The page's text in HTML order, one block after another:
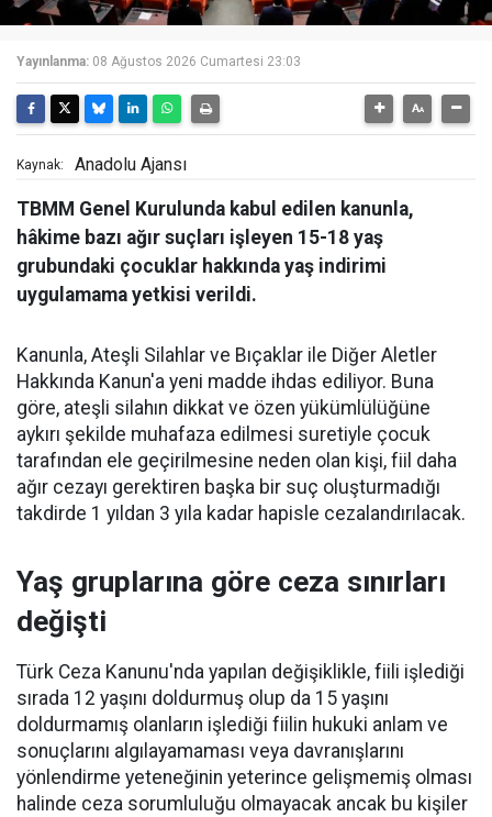
Yayınlanma: 08 Ağustos 2026 Cumartesi 23:03
Kaynak: Anadolu Ajansı
TBMM Genel Kurulunda kabul edilen kanunla,
hâkime bazı ağır suçları işleyen 15-18 yaş
grubundaki çocuklar hakkında yaş indirimi
uygulamama yetkisi verildi.
Kanunla, Ateşli Silahlar ve Bıçaklar ile Diğer Aletler
Hakkında Kanun'a yeni madde ihdas ediliyor. Buna
göre, ateşli silahın dikkat ve özen yükümlülüğüne
aykırı şekilde muhafaza edilmesi suretiyle çocuk
tarafından ele geçirilmesine neden olan kişi, fiil daha
ağır cezayı gerektiren başka bir suç oluşturmadığı
takdirde 1 yıldan 3 yıla kadar hapisle cezalandırılacak.
Yaş gruplarına göre ceza sınırları
değişti
Türk Ceza Kanunu'nda yapılan değişiklikle, fiili işlediği
sırada 12 yaşını doldurmuş olup da 15 yaşını
doldurmamış olanların işlediği fiilin hukuki anlam ve
sonuçlarını algılayamaması veya davranışlarını
yönlendirme yeteneğinin yeterince gelişmemiş olması
halinde ceza sorumluluğu olmayacak ancak bu kişiler